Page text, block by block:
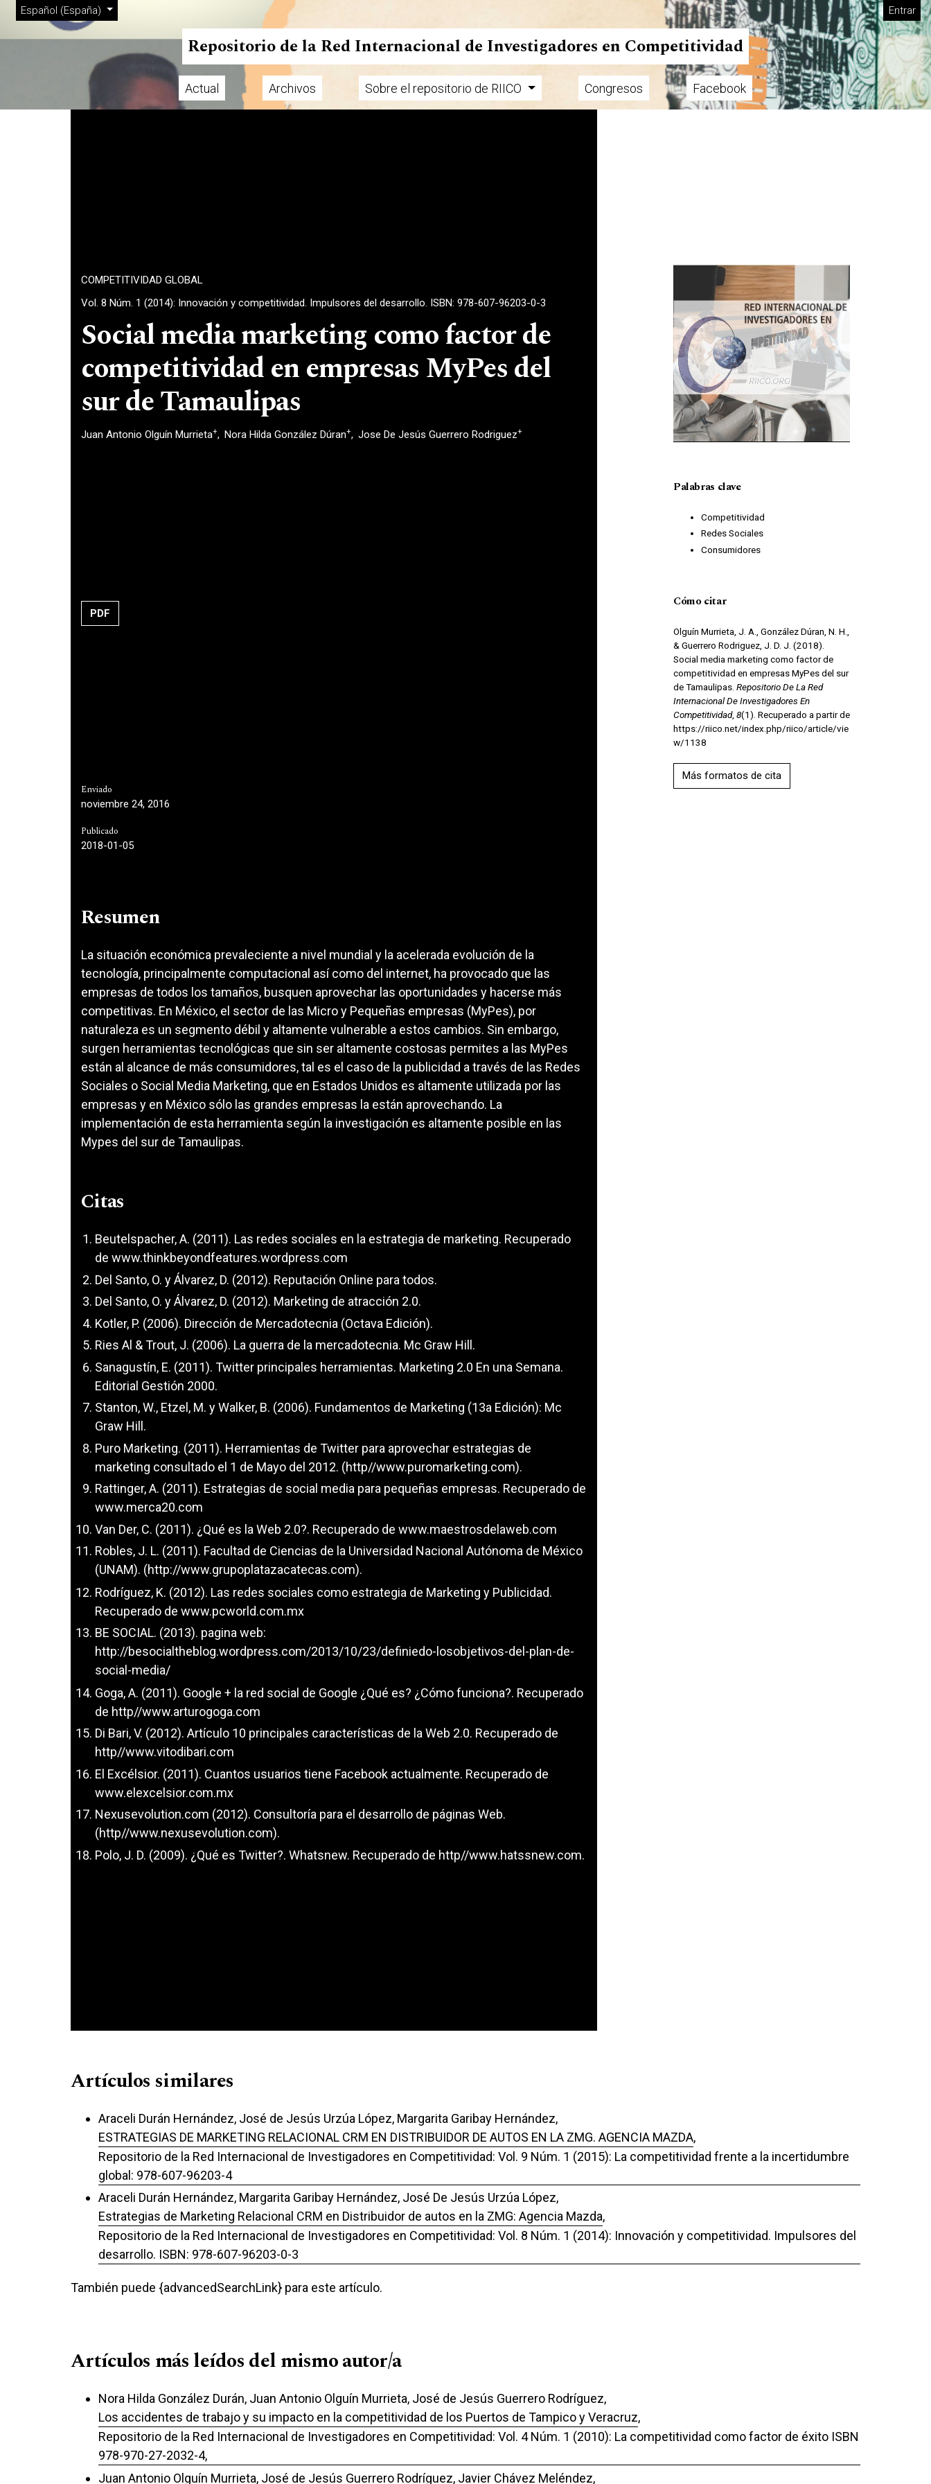
Ir al menú de navegación principal
Ir al contenido principal
Ir al pie de página del sitio
Cambiar el idioma. El actual es:
Español (España)
Menú de administración Entrar
Repositorio de la Red Internacional de Investigadores en Competitividad
Menú principal Actual Archivos Sobre el repositorio de RIICO Congresos Facebook
COMPETITIVIDAD GLOBAL
Vol. 8 Núm. 1 (2014): Innovación y competitividad. Impulsores del desarrollo. ISBN: 978-607-96203-0-3
Social media marketing como factor de
competitividad en empresas MyPes del
sur de Tamaulipas
Juan Antonio Olguín Murrieta+ Nora Hilda González Dúran+ Jose De Jesús Guerrero Rodriguez+
PDF
Enviado
noviembre 24, 2016
Publicado
2018-01-05
Resumen
La situación económica prevaleciente a nivel mundial y la acelerada evolución de la
tecnología, principalmente computacional así como del internet, ha provocado que las
empresas de todos los tamaños, busquen aprovechar las oportunidades y hacerse más
competitivas. En México, el sector de las Micro y Pequeñas empresas (MyPes), por
naturaleza es un segmento débil y altamente vulnerable a estos cambios. Sin embargo,
surgen herramientas tecnológicas que sin ser altamente costosas permites a las MyPes
están al alcance de más consumidores, tal es el caso de la publicidad a través de las Redes
Sociales o Social Media Marketing, que en Estados Unidos es altamente utilizada por las
empresas y en México sólo las grandes empresas la están aprovechando. La
implementación de esta herramienta según la investigación es altamente posible en las
Mypes del sur de Tamaulipas.
Citas
Beutelspacher, A. (2011). Las redes sociales en la estrategia de marketing. Recuperado
de www.thinkbeyondfeatures.wordpress.com
Del Santo, O. y Álvarez, D. (2012). Reputación Online para todos.
Del Santo, O. y Álvarez, D. (2012). Marketing de atracción 2.0.
Kotler, P. (2006). Dirección de Mercadotecnia (Octava Edición).
Ries Al & Trout, J. (2006). La guerra de la mercadotecnia. Mc Graw Hill.
Sanagustín, E. (2011). Twitter principales herramientas. Marketing 2.0 En una Semana.
Editorial Gestión 2000.
Stanton, W., Etzel, M. y Walker, B. (2006). Fundamentos de Marketing (13a Edición): Mc
Graw Hill.
Puro Marketing. (2011). Herramientas de Twitter para aprovechar estrategias de
marketing consultado el 1 de Mayo del 2012. (http//www.puromarketing.com).
Rattinger, A. (2011). Estrategias de social media para pequeñas empresas. Recuperado de
www.merca20.com
Van Der, C. (2011). ¿Qué es la Web 2.0?. Recuperado de www.maestrosdelaweb.com
Robles, J. L. (2011). Facultad de Ciencias de la Universidad Nacional Autónoma de México
(UNAM). (http://www.grupoplatazacatecas.com).
Rodríguez, K. (2012). Las redes sociales como estrategia de Marketing y Publicidad.
Recuperado de www.pcworld.com.mx
BE SOCIAL. (2013). pagina web:
http://besocialtheblog.wordpress.com/2013/10/23/definiedo-losobjetivos-del-plan-de-
social-media/
Goga, A. (2011). Google + la red social de Google ¿Qué es? ¿Cómo funciona?. Recuperado
de http//www.arturogoga.com
Di Bari, V. (2012). Artículo 10 principales características de la Web 2.0. Recuperado de
http//www.vitodibari.com
El Excélsior. (2011). Cuantos usuarios tiene Facebook actualmente. Recuperado de
www.elexcelsior.com.mx
Nexusevolution.com (2012). Consultoría para el desarrollo de páginas Web.
(http//www.nexusevolution.com).
Polo, J. D. (2009). ¿Qué es Twitter?. Whatsnew. Recuperado de http//www.hatssnew.com.
Imagen de portada
Palabras clave
Competitividad
Redes Sociales
Consumidores
Cómo citar
Olguín Murrieta, J. A., González Dúran, N. H.,
& Guerrero Rodriguez, J. D. J. (2018).
Social media marketing como factor de
competitividad en empresas MyPes del sur
de Tamaulipas. Repositorio De La Red
Internacional De Investigadores En
Competitividad, 8(1). Recuperado a partir de
https://riico.net/index.php/riico/article/vie
w/1138
Más formatos de cita
Artículos similares
Araceli Durán Hernández, José de Jesús Urzúa López, Margarita Garibay Hernández,
ESTRATEGIAS DE MARKETING RELACIONAL CRM EN DISTRIBUIDOR DE AUTOS EN LA ZMG. AGENCIA MAZDA,
Repositorio de la Red Internacional de Investigadores en Competitividad: Vol. 9 Núm. 1 (2015): La competitividad frente a la incertidumbre
global: 978-607-96203-4
Araceli Durán Hernández, Margarita Garibay Hernández, José De Jesús Urzúa López,
Estrategias de Marketing Relacional CRM en Distribuidor de autos en la ZMG: Agencia Mazda,
Repositorio de la Red Internacional de Investigadores en Competitividad: Vol. 8 Núm. 1 (2014): Innovación y competitividad. Impulsores del
desarrollo. ISBN: 978-607-96203-0-3
También puede {advancedSearchLink} para este artículo.
Artículos más leídos del mismo autor/a
Nora Hilda González Durán, Juan Antonio Olguín Murrieta, José de Jesús Guerrero Rodríguez,
Los accidentes de trabajo y su impacto en la competitividad de los Puertos de Tampico y Veracruz,
Repositorio de la Red Internacional de Investigadores en Competitividad: Vol. 4 Núm. 1 (2010): La competitividad como factor de éxito ISBN
978-970-27-2032-4,
Juan Antonio Olguín Murrieta, José de Jesús Guerrero Rodríguez, Javier Chávez Meléndez,